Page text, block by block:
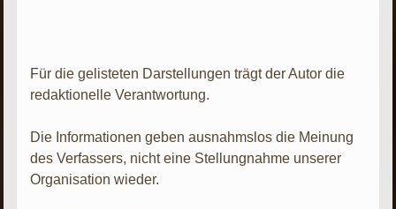
Für die gelisteten Darstellungen trägt der Autor die
redaktionelle Verantwortung.
Die Informationen geben ausnahmslos die Meinung
des Verfassers, nicht eine Stellungnahme unserer
Organisation wieder.